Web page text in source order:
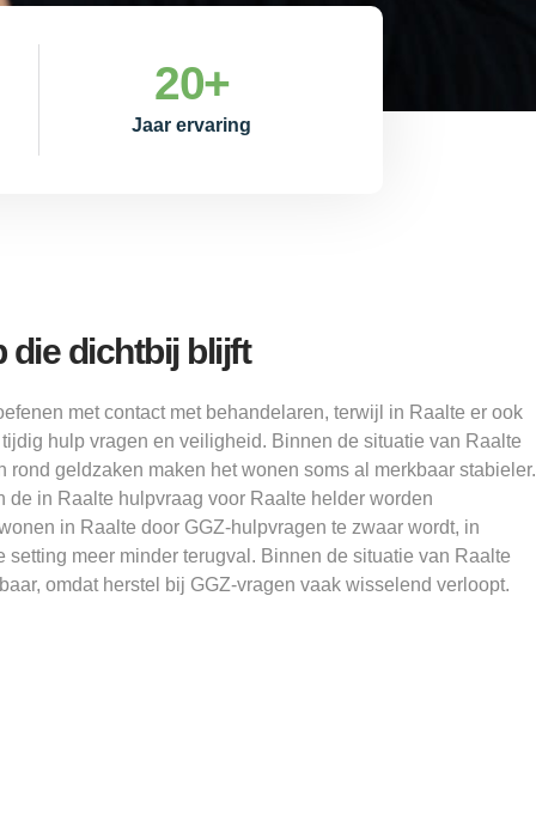
Jaar ervaring
20+
die dichtbij blijft
met contact met behandelaren, terwijl in Raalte er ook
hulp vragen en veiligheid. Binnen de situatie van Raalte
rond geldzaken maken het wonen soms al merkbaar stabieler.
de in Raalte hulpvraag voor Raalte helder worden
in Raalte door GGZ-hulpvragen te zwaar wordt, in
setting meer minder terugval. Binnen de situatie van Raalte
omdat herstel bij GGZ-vragen vaak wisselend verloopt.